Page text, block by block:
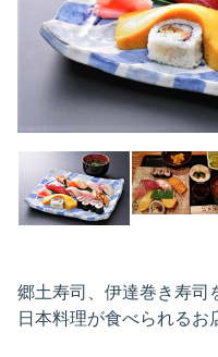
郷土寿司、伊達巻き寿司
日本料理が食べられるお